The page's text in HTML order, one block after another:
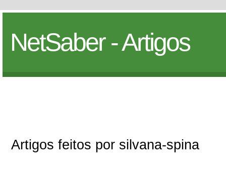
NetSaber - Artigos
Artigos feitos por silvana-spina